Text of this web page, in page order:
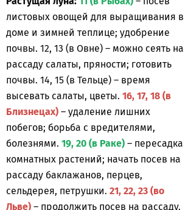
листовых овощей для выращивания в
доме и зимней теплице; удобрение
почвы. 12, 13 (в Овне) – можно сеять на
рассаду салаты, пряности; готовить
почвы. 14, 15 (в Тельце) – время
высевать салаты, цветы. 16, 17, 18 (в
Близнецах) – удаление лишних
побегов; борьба с вредителями,
болезнями. 19, 20 (в Раке) – пересадка
комнатных растений; начать посев на
рассаду баклажанов, перцев,
сельдерея, петрушки. 21, 22, 23 (во
Льве) – продолжить посев на рассаду.